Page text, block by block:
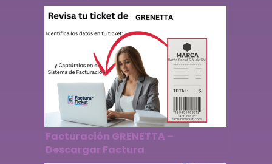
Facturación GRENETTA –
Descargar Factura